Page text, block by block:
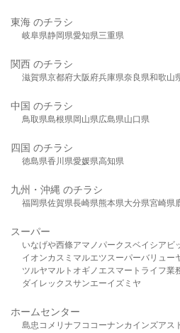
東海 のチラシ
岐阜県静岡県愛知県三重県
関西 のチラシ
滋賀県京都府大阪府兵庫県奈良県和歌山
中国 のチラシ
鳥取県島根県岡山県広島県山口県
四国 のチラシ
徳島県香川県愛媛県高知県
九州・沖縄 のチラシ
福岡県佐賀県長崎県熊本県大分県宮崎県
スーパー
いなげや西條アマノパークスベイシア ビ
イオンカスミ マルエツスーパーバリュー
ツルヤマルト オギノ エスマート ライフ業
ダイレックスサンエーイズミヤ
ホームセンター
島忠 コメリ ナフコ コーナンカインズアス